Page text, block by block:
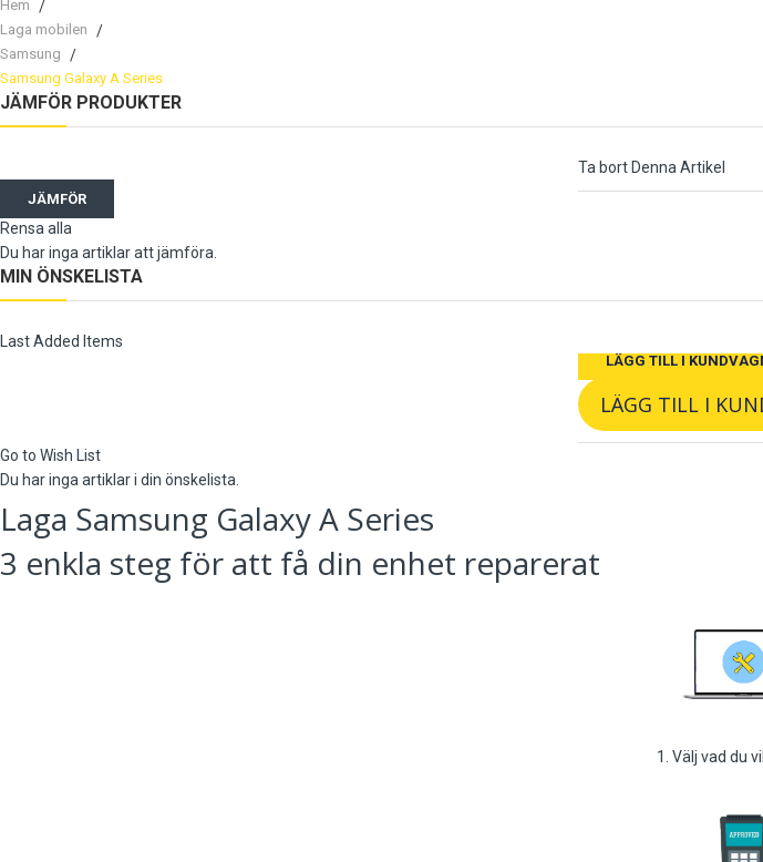
Hem
Laga mobilen
Samsung
Samsung Galaxy A Series
JÄMFÖR PRODUKTER
Ta bort Denna Artikel
JÄMFÖR
Rensa alla
Du har inga artiklar att jämföra.
MIN ÖNSKELISTA
Last Added Items
LÄGG TILL I
LÄGG TILL I
Go to Wish List
Du har inga artiklar i din önskelista.
Laga Samsung Galaxy A Series
3 enkla steg för att få din enhet reparerat
1. Välj vad du